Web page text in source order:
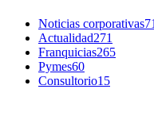
Noticias corporativas
Actualidad271
Franquicias265
Pymes60
Consultorio15